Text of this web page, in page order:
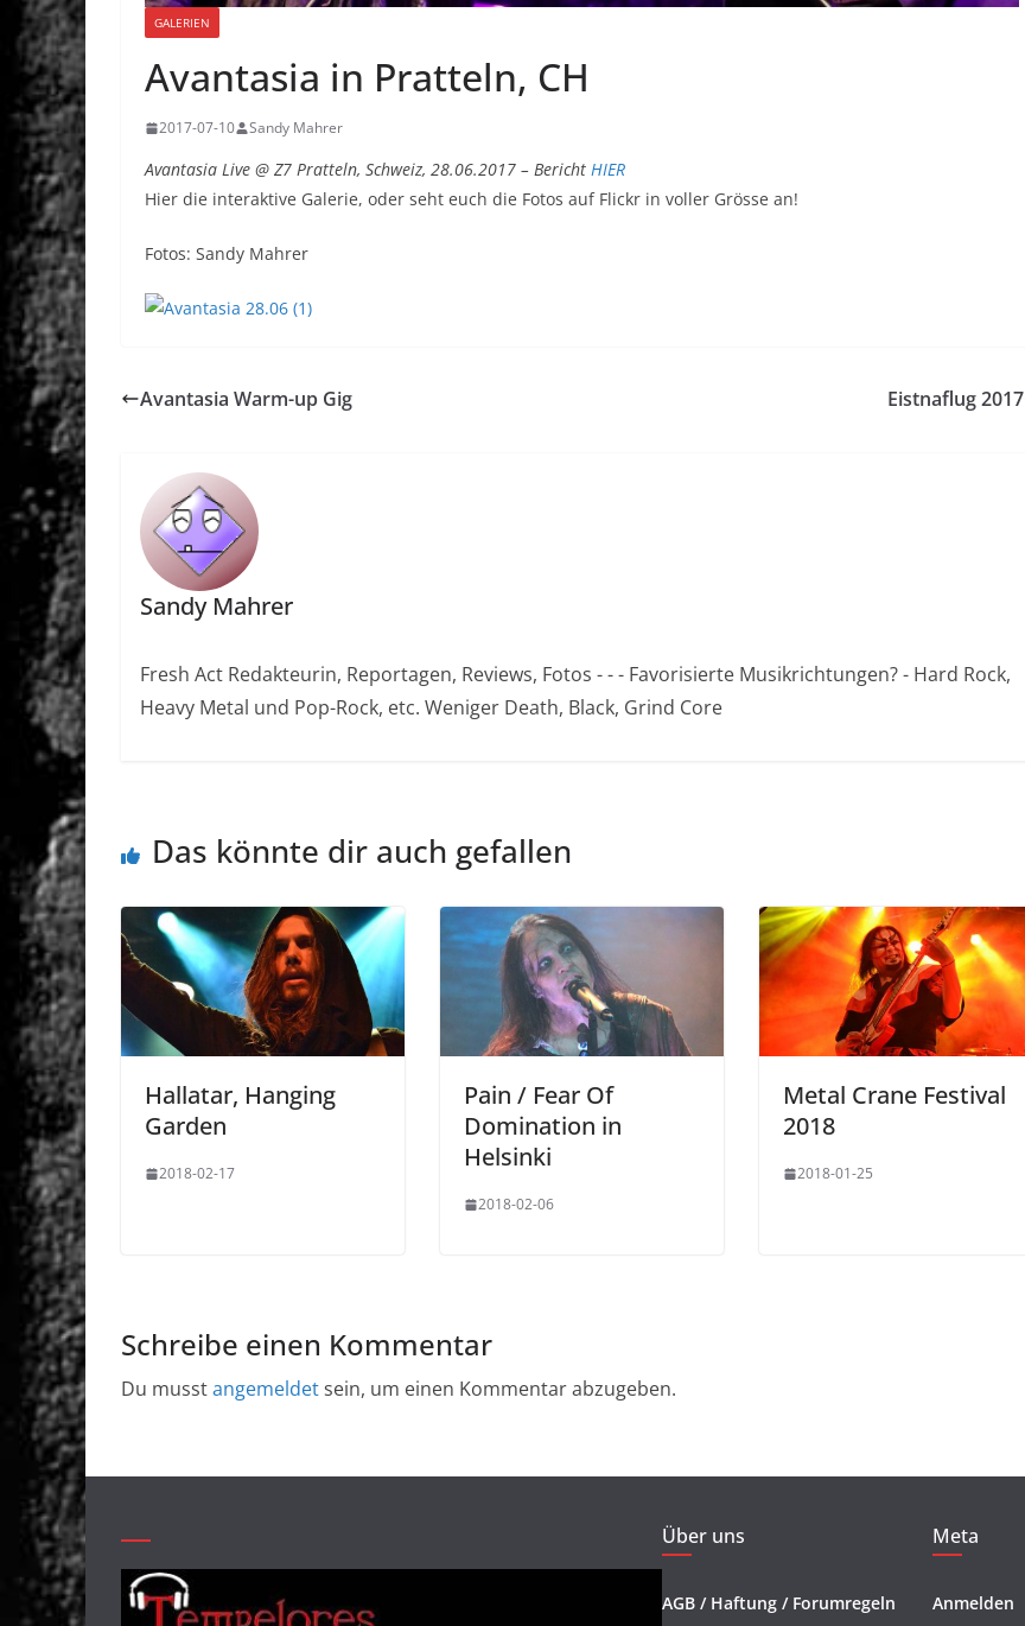
GALERIEN
Avantasia in Pratteln, CH
2017-07-10 Sandy Mahrer
Avantasia Live @ Z7 Pratteln, Schweiz, 28.06.2017 – Bericht HIER
Hier die interaktive Galerie, oder seht euch die Fotos auf Flickr in voller Grösse an!
Fotos: Sandy Mahrer
Avantasia Warm-up Gig Eistnaflug 2017
Sandy Mahrer
Fresh Act Redakteurin, Reportagen, Reviews, Fotos - - - Favorisierte Musikrichtungen? - Hard Rock,
Heavy Metal und Pop-Rock, etc. Weniger Death, Black, Grind Core
Das könnte dir auch gefallen
Hallatar, Hanging
Garden
2018-02-17
Pain / Fear Of
Domination in
Helsinki
2018-02-06
Metal Crane Festival
2018
2018-01-25
Schreibe einen Kommentar
Du musstangemeldetsein, um einen Kommentar abzugeben.
Über uns
AGB / Haftung / Forumregeln
Meta
Anmelden